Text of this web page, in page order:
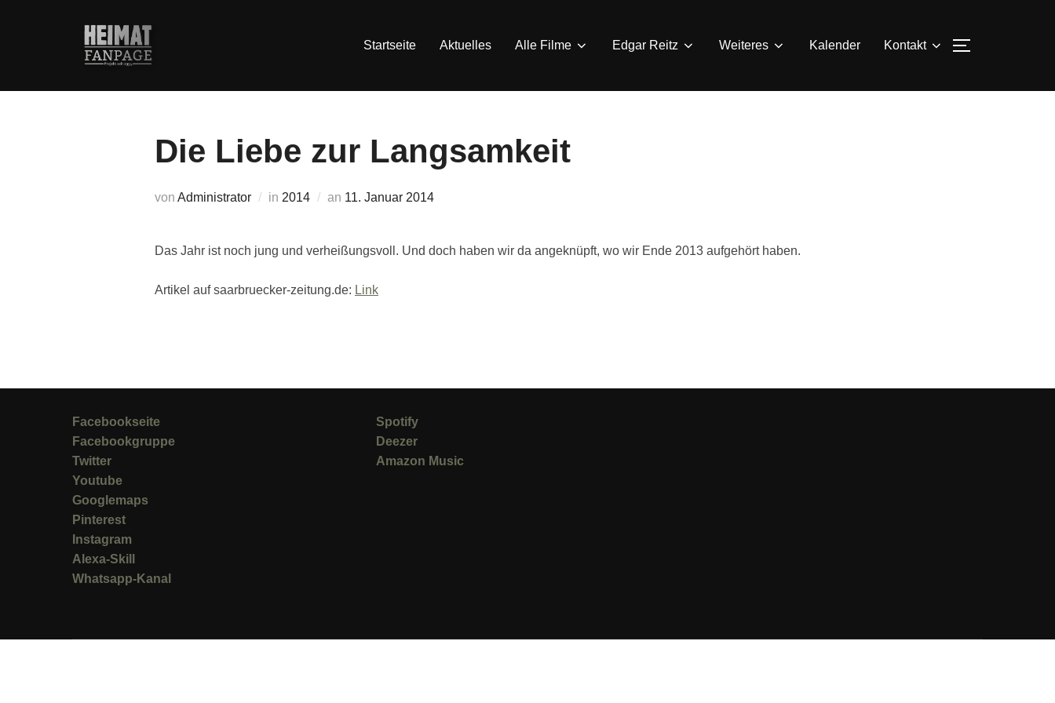
Startseite
Aktuelles Alle Filme Edgar Reitz Weiteres Kalender Kontakt
Die Liebe zur Langsamkeit
von Administrator in 2014 an Veröffentlicht
11. Januar 2014
Das Jahr ist noch jung und verheißungsvoll. Und doch haben wir da angeknüpft, wo wir Ende 2013 aufgehört haben.
Artikel auf saarbruecker-zeitung.de: Link
Facebookseite
Facebookgruppe
Twitter
Youtube
Googlemaps
Pinterest
Instagram
Alexa-Skill
Whatsapp-Kanal
Spotify
Deezer
Amazon Music